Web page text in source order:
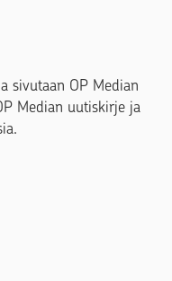
sivutaan OP Median
Median uutiskirje ja